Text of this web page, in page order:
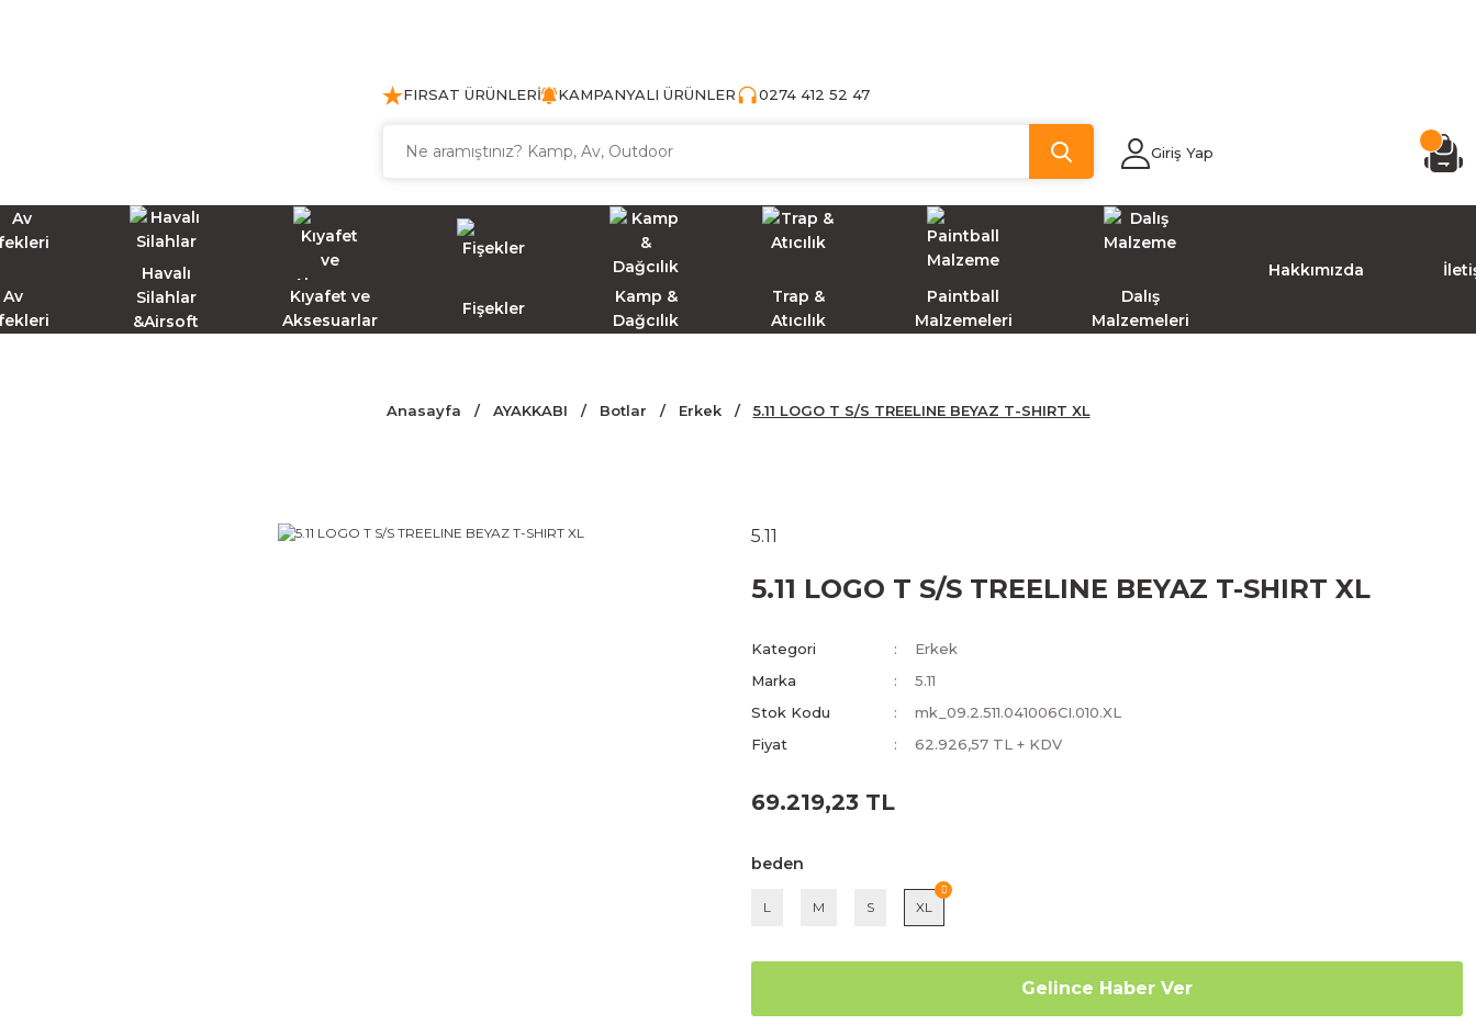
FIRSAT ÜRÜNLERİ KAMPANYALI ÜRÜNLER 0274 412 52 47
Giriş Yap
Av
Havalı
Silahlar
&Airsoft
Kıyafet ve
Aksesuarlar
Fişekler
Kamp &
Dağcılık
Trap &
Atıcılık
Paintball
Malzemeleri
Dalış
Malzemeleri
Hakkımızda
Anasayfa AYAKKABI Botlar Erkek 5.11 LOGO T S/S TREELINE BEYAZ T-SHIRT XL
5.11
5.11 LOGO T S/S TREELINE BEYAZ T-SHIRT XL
Kategori
Erkek
Marka
5.11
Stok Kodu
mk_09.2.511.041006CI.010.XL
Fiyat
62.926,57 TL + KDV
69.219,23 TL
beden
L M S XL
Gelince Haber Ver